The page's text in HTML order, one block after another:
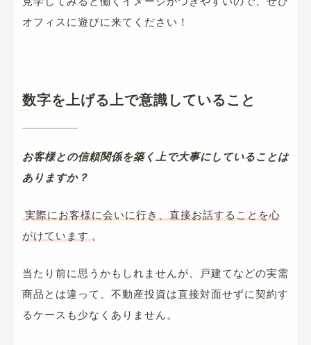
オフィスに遊びに来てください！
数字を上げる上で意識していること
お客様との信頼関係を築く上で大事にしていることは
ありますか？
実際にお客様に会いに行き、直接お話することを心
がけています 。
当たり前に思うかもしれませんが、戸建てなどの実需
商品とは違って、不動産投資は直接対面せずに契約す
るケースも少なくありません 。